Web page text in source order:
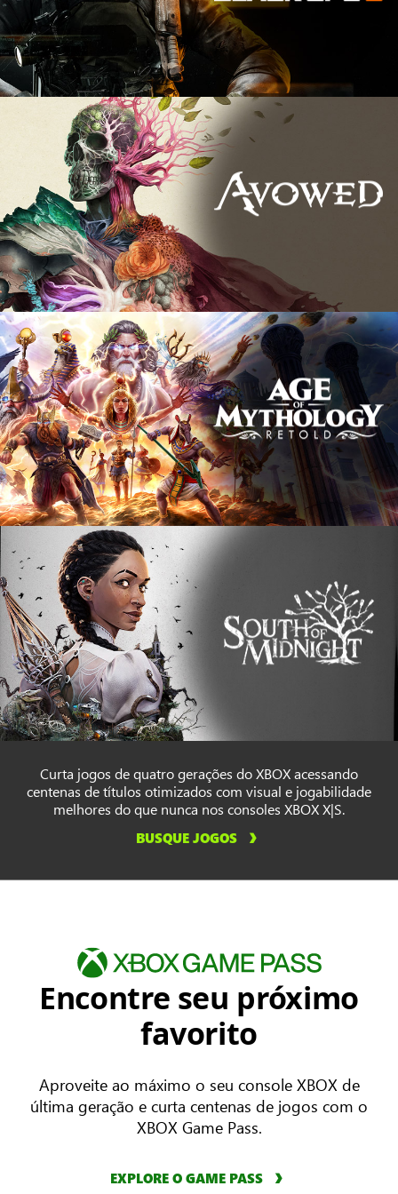
Curta jogos de quatro gerações do XBOX acessando
centenas de títulos otimizados com visual e jogabilidade
melhores do que nunca nos consoles XBOX X|S.
BUSQUE JOGOS
Encontre seu próximo
favorito
Aproveite ao máximo o seu console XBOX de
última geração e curta centenas de jogos com o
XBOX Game Pass.
EXPLORE O GAME PASS